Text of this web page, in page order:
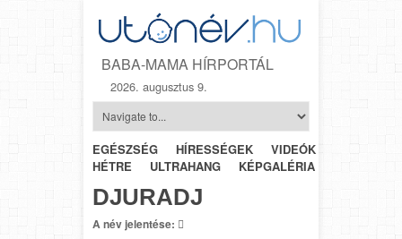
BABA-MAMA HÍRPORTÁL
2026. augusztus 9.
EGÉSZSÉG HÍRESSÉGEK VIDEÓK
HÉTRŐL-
HÉTRE
ULTRAHANG KÉPGALÉRIA
DJURADJ
A név jelentése: 